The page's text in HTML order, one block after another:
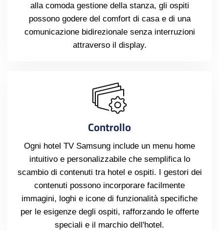
alla comoda gestione della stanza, gli ospiti
possono godere del comfort di casa e di una
comunicazione bidirezionale senza interruzioni
attraverso il display.
Controllo
Ogni hotel TV Samsung include un menu home
intuitivo e personalizzabile che semplifica lo
scambio di contenuti tra hotel e ospiti. I gestori dei
contenuti possono incorporare facilmente
immagini, loghi e icone di funzionalità specifiche
per le esigenze degli ospiti, rafforzando le offerte
speciali e il marchio dell'hotel.